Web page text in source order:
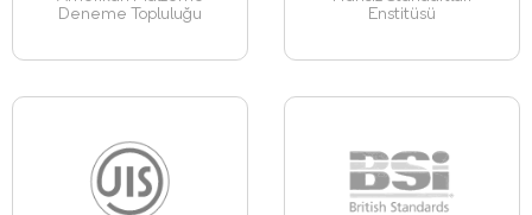
Deneme Topluluğu
Enstitüsü